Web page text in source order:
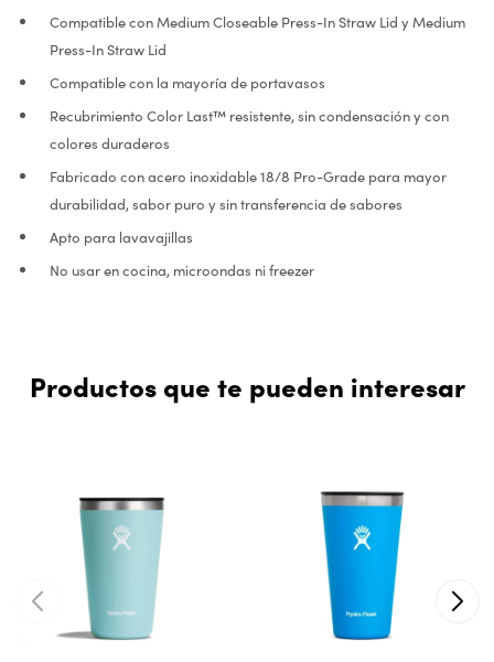
Compatible con Medium Closeable Press-In Straw Lid y Medium
Press-In Straw Lid
Compatible con la mayoría de portavasos
Recubrimiento Color Last™ resistente, sin condensación y con
colores duraderos
Fabricado con acero inoxidable 18/8 Pro-Grade para mayor
durabilidad, sabor puro y sin transferencia de sabores
Apto para lavavajillas
No usar en cocina, microondas ni freezer
Productos que te pueden interesar